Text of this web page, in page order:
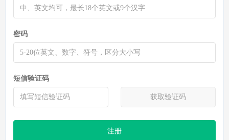
密码
短信验证码
获取验证码
注册